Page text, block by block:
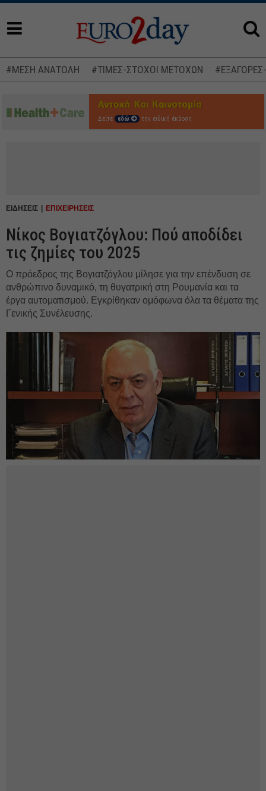
#ΜΕΣΗ ΑΝΑΤΟΛΗ #ΤΙΜΕΣ-ΣΤΟΧΟΙ ΜΕΤΟΧΩΝ
Δείτε εδώ την ειδική έκδοση
ΕΙΔΗΣΕΙΣ ΕΠΙΧΕΙΡΗΣΕΙΣ
Νίκος Βογιατζόγλου: Πού αποδίδει
τις ζημίες του 2025
Ο πρόεδρος της Βογιατζόγλου μίλησε για την επένδυση σε
ανθρώπινο δυναμικό, τη θυγατρική στη Ρουμανία και τα
έργα αυτοματισμού. Εγκρίθηκαν ομόφωνα όλα τα θέματα της
Γενικής Συνέλευσης.